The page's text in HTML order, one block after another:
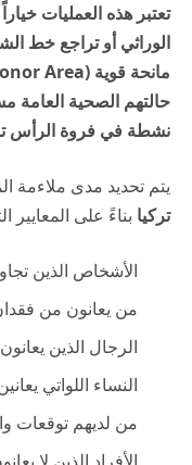
تعتبر هذه العمليات
الوراثي أو تراجع خط
حالتهم الصحية العامة
نشطة في فروة الرأس
يتم تحديد مدى ملاءمة
تركيا بناءً على المعايير
الأشخاص الذين تجاوزوا
من يعانون من
الرجال الذين
النساء اللواتي
من لديهم توقعات